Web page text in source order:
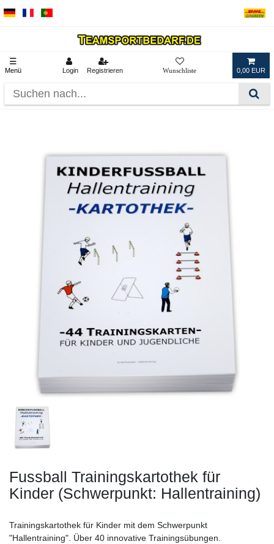
☰
Menü Login Registrieren 0,00 EUR
Fussball Trainingskartothek für
Kinder (Schwerpunkt: Hallentraining)
Trainingskartothek für Kinder mit dem Schwerpunkt
"Hallentraining". Über 40 innovative Trainingsübungen.